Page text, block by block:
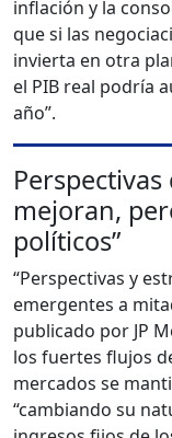
inflación y la
que si las
invierta en otra
el PIB real podría
año”.
mejoran,
políticos”
“Perspectivas y
emergentes a
publicado por JP
los fuertes flujos
mercados se
“cambiando su